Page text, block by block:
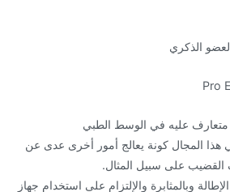
الذكري
متعارف عليه في الوسط الطبي
هذا المجال كونة يعالج أمور أخرى عدى عن
القضيب على سبيل المثال.
وبالمثابرة والإلتزام على استخدام جهاز